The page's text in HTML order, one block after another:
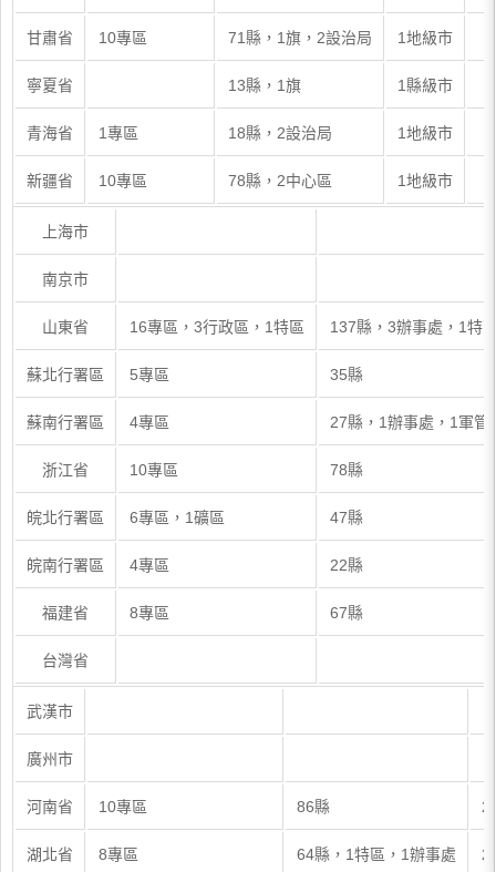
甘肅省 10專區 71縣，1旗，2設治局 1地級市
寧夏省 13縣，1旗 1縣級市
青海省 1專區 18縣，2設治局 1地級市
新疆省 10專區 78縣，2中心區 1地級市
上海市
南京市
山東省 16專區，3行政區，1特區 137縣，3辦事處，1特
蘇北行署區 5專區 35縣
蘇南行署區 4專區 27縣，1辦事處，1軍管
浙江省 10專區 78縣
皖北行署區 6專區，1礦區 47縣
皖南行署區 4專區 22縣
福建省 8專區 67縣
台灣省
武漢市
廣州市
河南省 10專區 86縣 2
湖北省 8專區 64縣，1特區，1辦事處 2